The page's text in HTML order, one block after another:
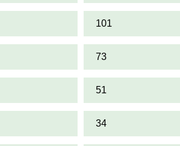
101
73
51
34